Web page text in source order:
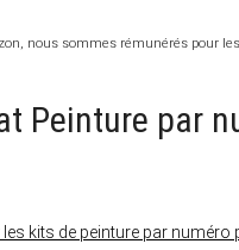
nous sommes rémunérés pour
Peinture par
kits de peinture par numéro